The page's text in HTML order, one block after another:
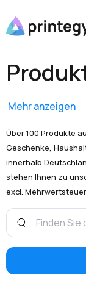
Mehr anzeigen
Über 100 Produkte
Geschenke,
innerhalb
stehen Ihnen zu
excl.